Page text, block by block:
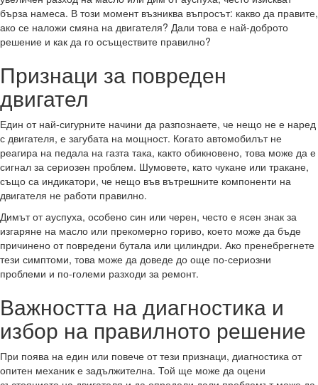
бърза намеса. В този момент възниква въпросът: какво да правите,
ако се наложи смяна на двигателя? Дали това е най-доброто
решение и как да го осъществите правилно?
Признаци за повреден
двигател
Един от най-сигурните начини да разпознаете, че нещо не е наред
с двигателя, е загубата на мощност. Когато автомобилът не
реагира на педала на газта така, както обикновено, това може да е
сигнал за сериозен проблем. Шумовете, като чукане или тракане,
също са индикатори, че нещо във вътрешните компоненти на
двигателя не работи правилно.
Димът от ауспуха, особено син или черен, често е ясен знак за
изгаряне на масло или прекомерно гориво, което може да бъде
причинено от повредени бутала или цилиндри. Ако пренебрегнете
тези симптоми, това може да доведе до още по-сериозни
проблеми и по-големи разходи за ремонт.
Важността на диагностика и
избор на правилното решение
При поява на един или повече от тези признаци, диагностика от
опитен механик е задължителна. Той ще може да оцени